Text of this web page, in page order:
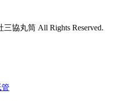
協丸筒 All Rights Reserved.